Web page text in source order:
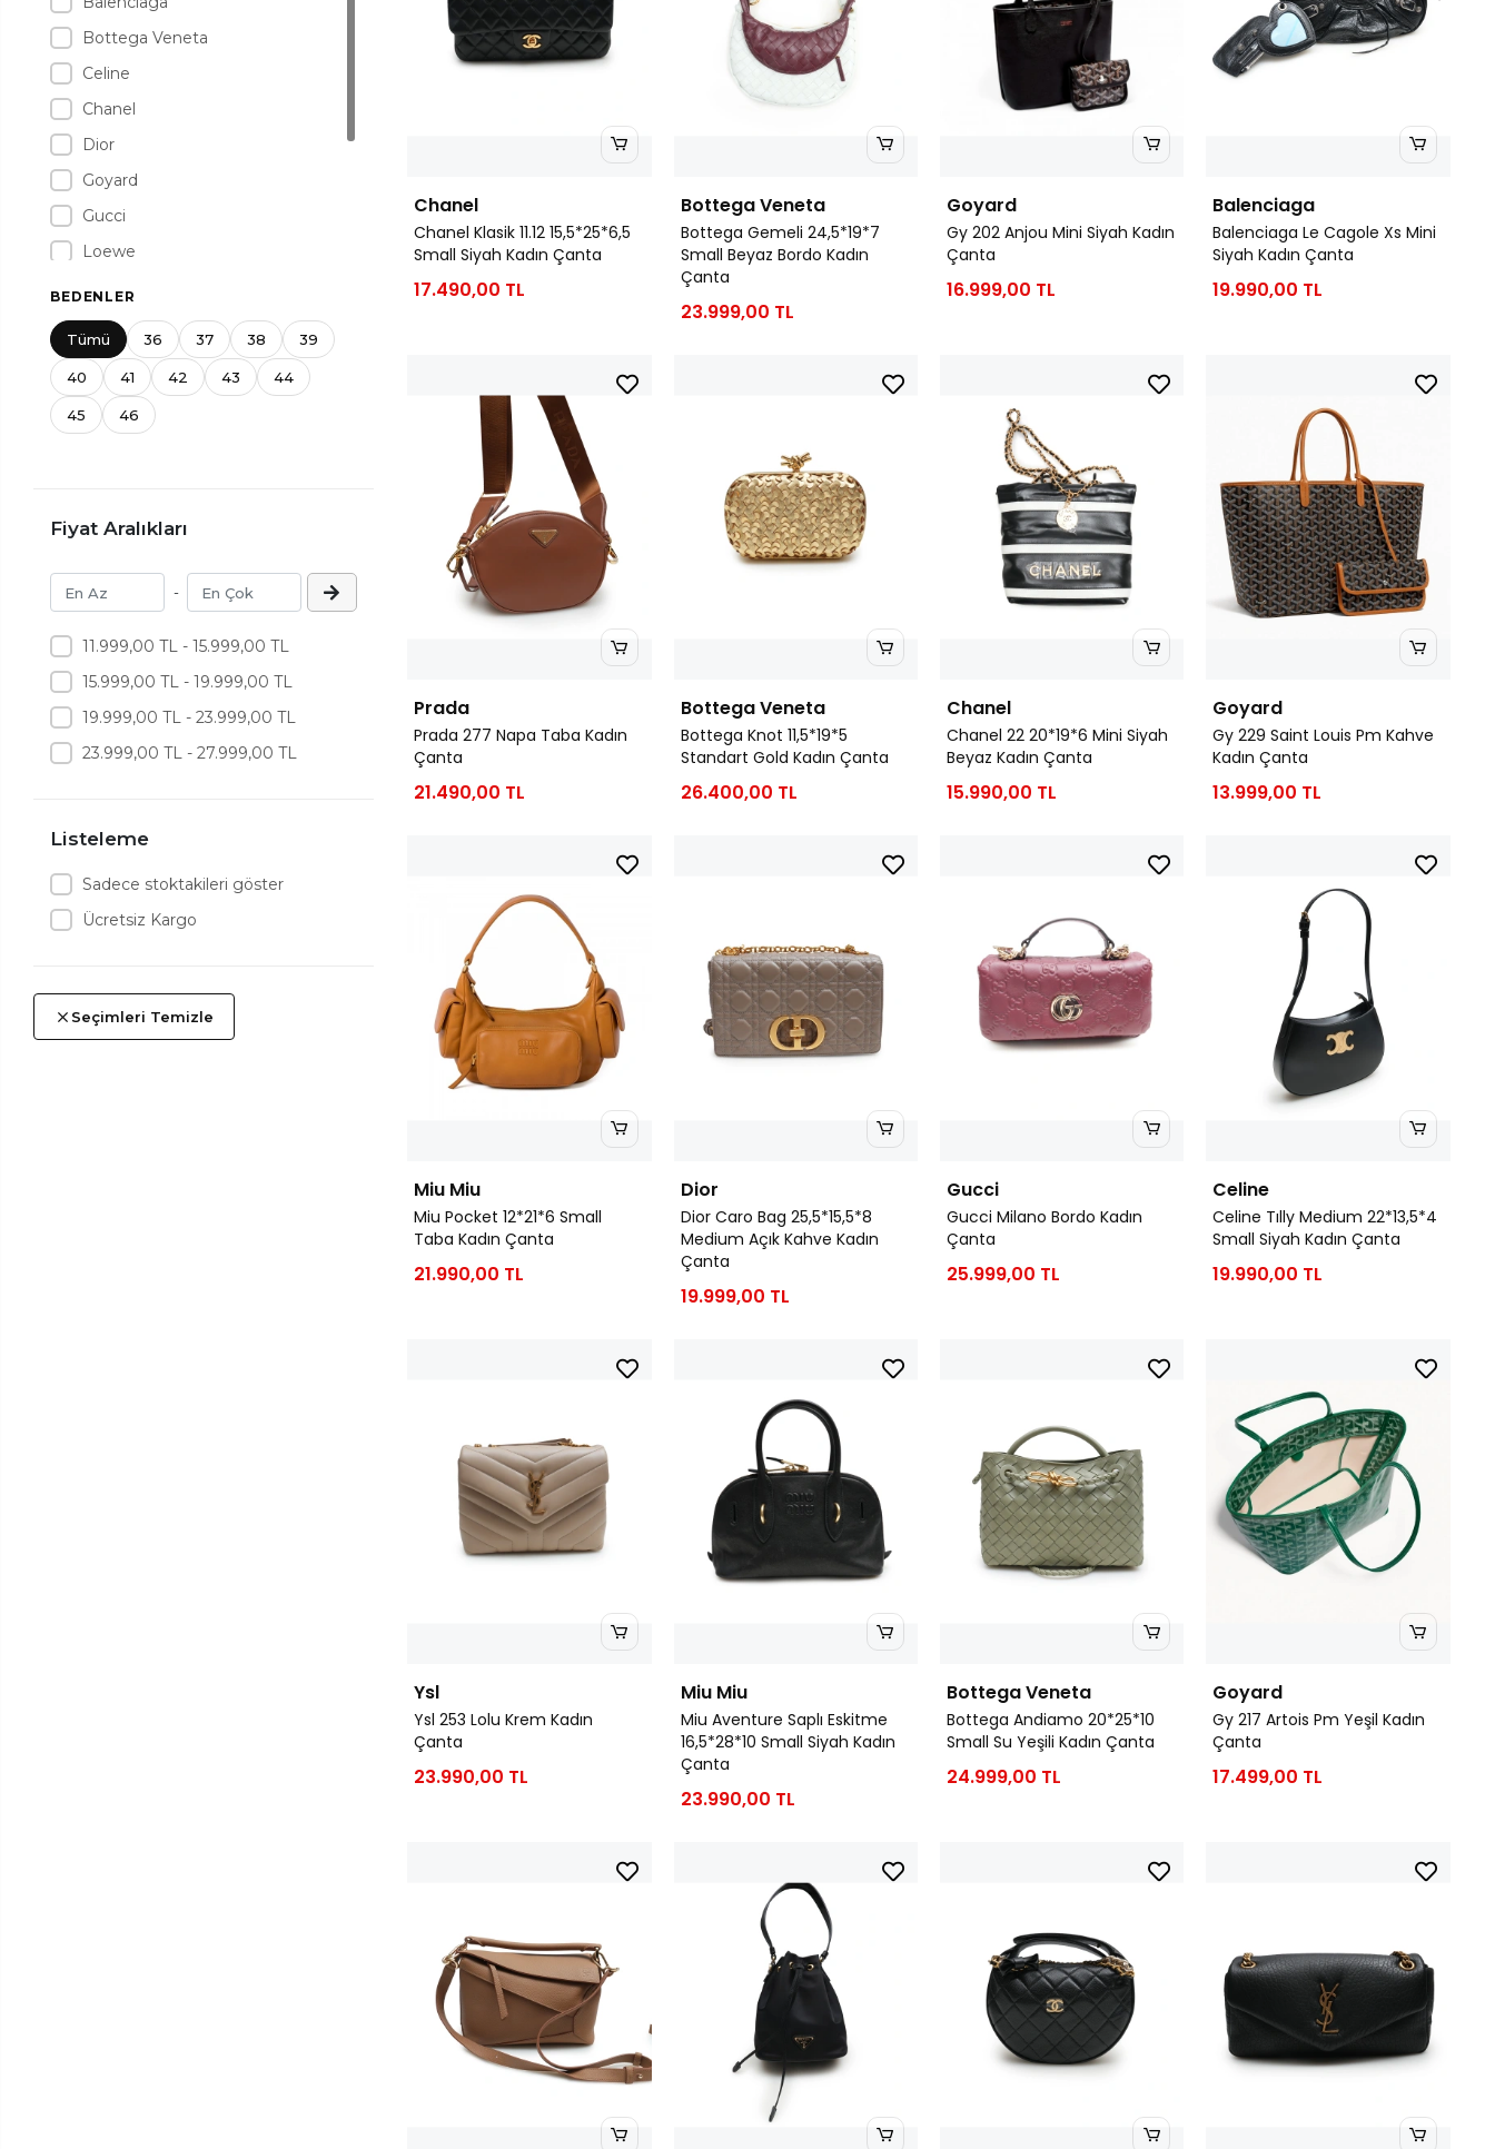
Bottega Veneta
Celine
Chanel
Dior
Goyard
Gucci
Loewe
Miu Miu
Prada
Valentino
Ysl
BEDENLER
Tümü 36 37 38 39
40 41 42 43 44
45 46
Fiyat Aralıkları
-
11.999,00 TL - 15.999,00 TL
15.999,00 TL - 19.999,00 TL
19.999,00 TL - 23.999,00 TL
23.999,00 TL - 27.999,00 TL
Listeleme
Sadece stoktakileri göster
Ücretsiz Kargo
Seçimleri Temizle
Chanel
Chanel Klasik 11.12 15,5*25*6,5
Small Siyah Kadın Çanta
17.490,00 TL
Bottega Veneta
Bottega Gemeli 24,5*19*7
Small Beyaz Bordo Kadın
Çanta
23.999,00 TL
Goyard
Gy 202 Anjou Mini Siyah Kadın
Çanta
16.999,00 TL
Balenciaga
Balenciaga Le Cagole Xs Mini
Siyah Kadın Çanta
19.990,00 TL
Prada
Prada 277 Napa Taba Kadın
Çanta
21.490,00 TL
Bottega Veneta
Bottega Knot 11,5*19*5
Standart Gold Kadın Çanta
26.400,00 TL
Chanel
Chanel 22 20*19*6 Mini Siyah
Beyaz Kadın Çanta
15.990,00 TL
Goyard
Gy 229 Saint Louis Pm Kahve
Kadın Çanta
13.999,00 TL
Miu Miu
Miu Pocket 12*21*6 Small
Taba Kadın Çanta
21.990,00 TL
Dior
Dior Caro Bag 25,5*15,5*8
Medium Açık Kahve Kadın
Çanta
19.999,00 TL
Gucci
Gucci Milano Bordo Kadın
Çanta
25.999,00 TL
Celine
Celine Tılly Medium 22*13,5*4
Small Siyah Kadın Çanta
19.990,00 TL
Ysl
Ysl 253 Lolu Krem Kadın
Çanta
23.990,00 TL
Miu Miu
Miu Aventure Saplı Eskitme
16,5*28*10 Small Siyah Kadın
Çanta
23.990,00 TL
Bottega Veneta
Bottega Andiamo 20*25*10
Small Su Yeşili Kadın Çanta
24.999,00 TL
Goyard
Gy 217 Artois Pm Yeşil Kadın
Çanta
17.499,00 TL